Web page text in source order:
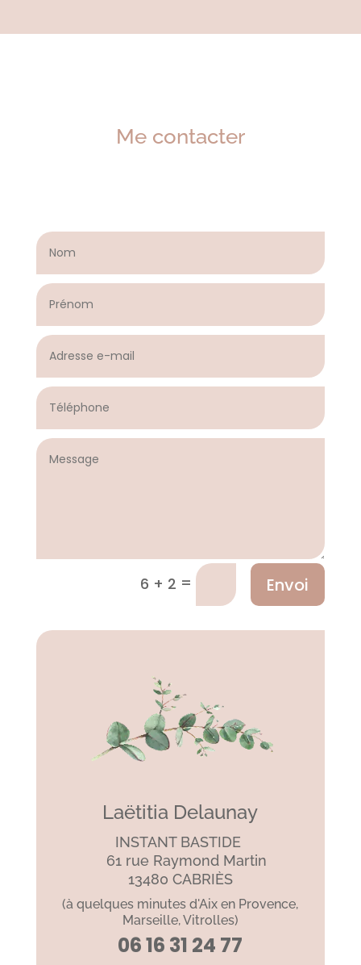
Me contacter
6 + 2 = Envoi
Laëtitia Delaunay
INSTANT BASTIDE
61 rue Raymond Martin
13480 CABRIÈS
(à quelques minutes d'Aix en Provence,
Marseille, Vitrolles)
06 16 31 24 77